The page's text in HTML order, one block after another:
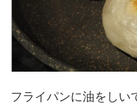
フライパンに油をしい